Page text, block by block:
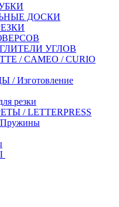
ДОСКИ
УГЛОВ
/ CAMEO / CURIO
Изготовление
резки
/ LETTERPRESS